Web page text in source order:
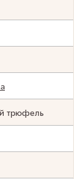
трюфель